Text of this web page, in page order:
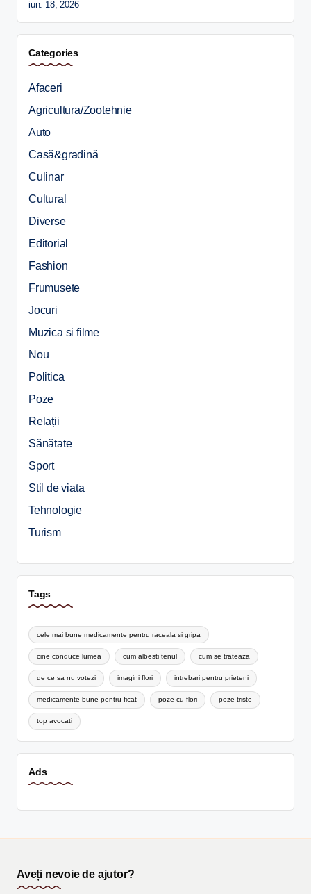
iun. 18, 2026
Categories
Afaceri
Agricultura/Zootehnie
Auto
Casă&gradină
Culinar
Cultural
Diverse
Editorial
Fashion
Frumusete
Jocuri
Muzica si filme
Nou
Politica
Poze
Relații
Sănătate
Sport
Stil de viata
Tehnologie
Turism
Tags
cele mai bune medicamente pentru raceala si gripa
cine conduce lumea cum albesti tenul cum se trateaza
de ce sa nu votezi imagini flori intrebari pentru prieteni
medicamente bune pentru ficat poze cu flori poze triste
top avocati
Ads
Aveți nevoie de ajutor?